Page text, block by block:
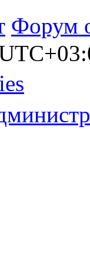
Форум